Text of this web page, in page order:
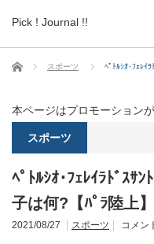
Pick ! Journal !!
ホーム スポーツ ﾍﾟﾄﾙｼｵ･ﾌｪﾚｲ
本ページはプロモーション
スポーツ
ﾍﾟﾄﾙｼｵ･ﾌｪﾚｲﾗﾄﾞｽｻ
子は何?【ﾊﾟﾗ陸上】
2021/08/27 スポーツ コメン